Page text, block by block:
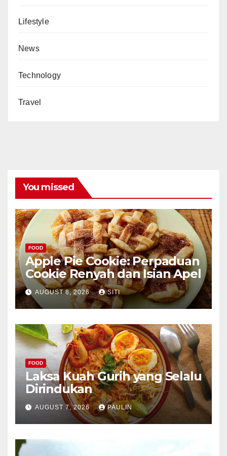
Lifestyle
News
Technology
Travel
You missed
FOOD
Apple Pie Cookie: Perpaduan
Cookie Renyah dan Isian Apel
AUGUST 8, 2026 SITI
FOOD
Laksa Kuah Gurih yang Selalu
Dirindukan
AUGUST 7, 2026 PAULIN